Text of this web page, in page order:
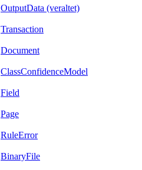
OutputData (veraltet)
Transaction
Document
ClassConfidenceModel
Field
Page
RuleError
BinaryFile